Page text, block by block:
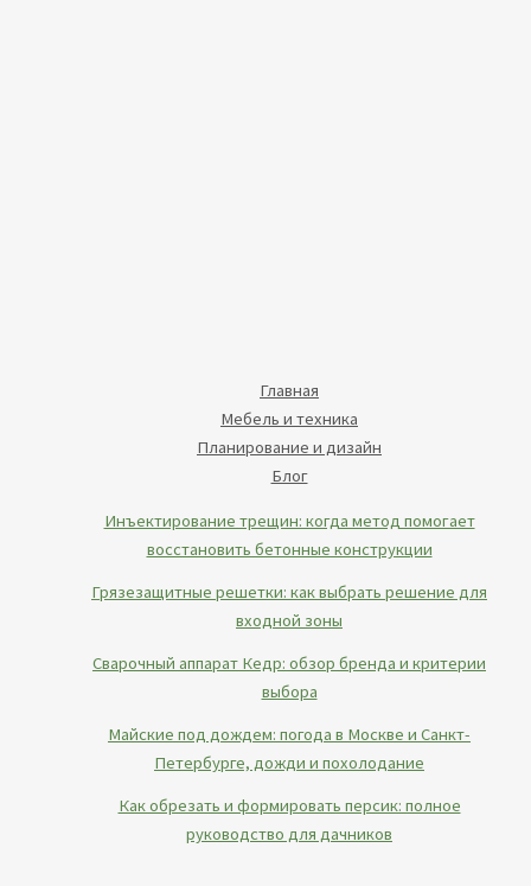
Главная
Мебель и техника
Планирование и дизайн
Блог
Инъектирование трещин: когда метод помогает
восстановить бетонные конструкции
Грязезащитные решетки: как выбрать решение для
входной зоны
Сварочный аппарат Кедр: обзор бренда и критерии
выбора
Майские под дождем: погода в Москве и Санкт-
Петербурге, дожди и похолодание
Как обрезать и формировать персик: полное
руководство для дачников